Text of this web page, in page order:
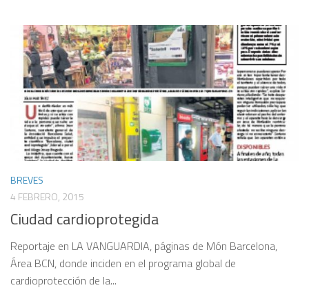
BREVES
4 FEBRERO, 2015
Ciudad cardioprotegida
Reportaje en LA VANGUARDIA, páginas de Món Barcelona,
Área BCN, donde inciden en el programa global de
cardioprotección de la...